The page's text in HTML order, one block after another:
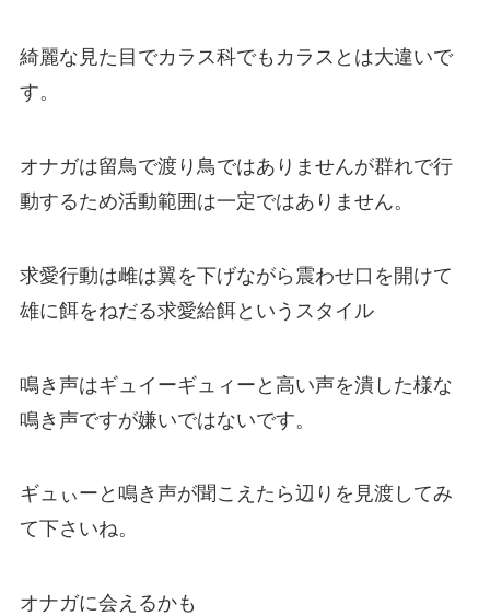
綺麗な見た目でカラス科でもカラスとは大違いで
す。
オナガは留鳥で渡り鳥ではありませんが群れで行
動するため活動範囲は一定ではありません。
求愛行動は雌は翼を下げながら震わせ口を開けて
雄に餌をねだる求愛給餌というスタイル
鳴き声はギュイーギュィーと高い声を潰した様な
鳴き声ですが嫌いではないです。
ギュぃーと鳴き声が聞こえたら辺りを見渡してみ
て下さいね。
オナガに会えるかも